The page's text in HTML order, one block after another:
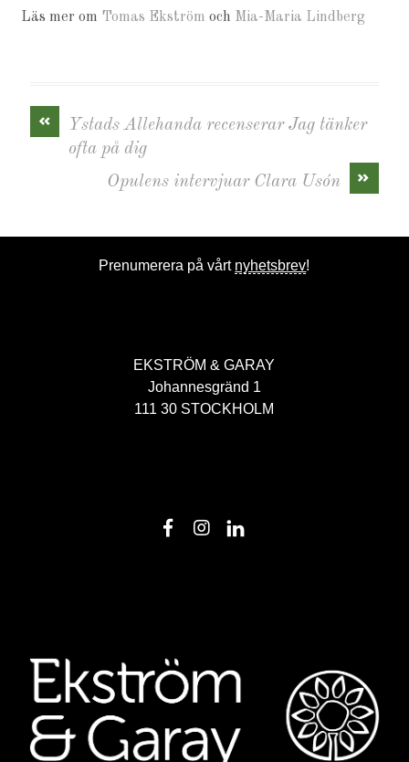
Läs mer om Tomas Ekström och Mia-Maria Lindberg
«
Ystads Allehanda recenserar Jag tänker
ofta på dig
»
Opulens intervjuar Clara Usón
Prenumerera på vårt nyhetsbrev!
EKSTRÖM & GARAY
Johannesgränd 1
111 30 STOCKHOLM